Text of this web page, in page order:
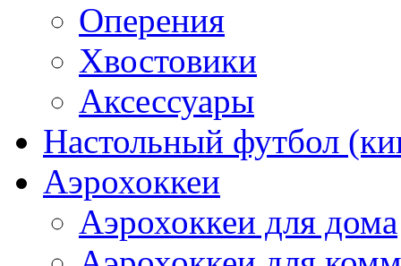
Оперения
Хвостовики
Аксессуары
Настольный футбол
Аэрохоккеи
Аэрохоккеи для дома